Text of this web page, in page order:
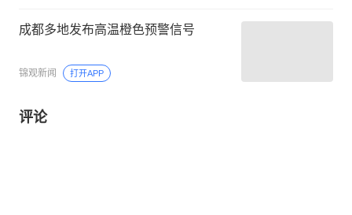
成都多地发布高温橙色预警信号
锦观新闻 打开APP
评论